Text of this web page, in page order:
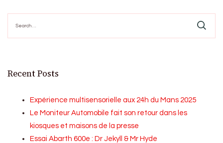
for:
Recent Posts
Expérience multisensorielle aux 24h du Mans 2025
Le Moniteur Automobile fait son retour dans les
kiosques et maisons de la presse
Essai Abarth 600e : Dr Jekyll & Mr Hyde